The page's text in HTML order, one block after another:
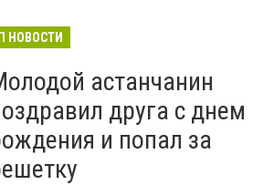
НОВОСТИ
астанчанин
друга с днем
и попал за